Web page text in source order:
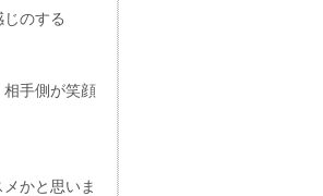
のする
手側が笑顔
かと思いま